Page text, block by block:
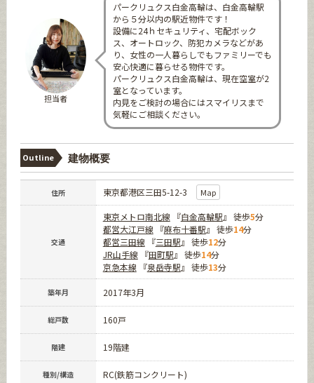
担当者
パークリュクス白金高輪は、白金高輪駅
から５分以内の駅近物件です！
設備に24ｈセキュリティ、宅配ボック
ス、オートロック、防犯カメラなどがあ
り、女性の一人暮らしでもファミリーでも
安心快適に暮らせる物件です。
パークリュクス白金高輪は、現在空室が2
室となっています。
内見をご検討の場合にはスマイリスまで
気軽にご相談ください。
Outline 建物概要
住所 東京都港区三田5-12-3 Map
交通
東京メトロ南北線『白金高輪駅』 徒歩5分
都営大江戸線『麻布十番駅』 徒歩14分
都営三田線『三田駅』 徒歩12分
JR山手線『田町駅』 徒歩14分
京急本線『泉岳寺駅』 徒歩13分
築年月 2017年3月
総戸数 160戸
階建 19階建
種別/構造 RC(鉄筋コンクリート)